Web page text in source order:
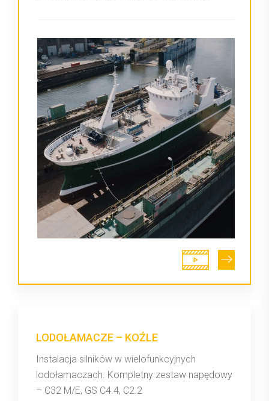
LODOŁAMACZE – KOŹLE
Instalacja silników w wielofunkcyjnych
lodołamaczach. Kompletny zestaw napędowy
– C32 M/E, GS C4.4, C2.2